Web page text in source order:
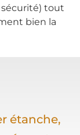
tout
bien la
étanche,